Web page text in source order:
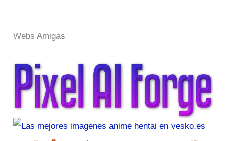
Webs Amigas